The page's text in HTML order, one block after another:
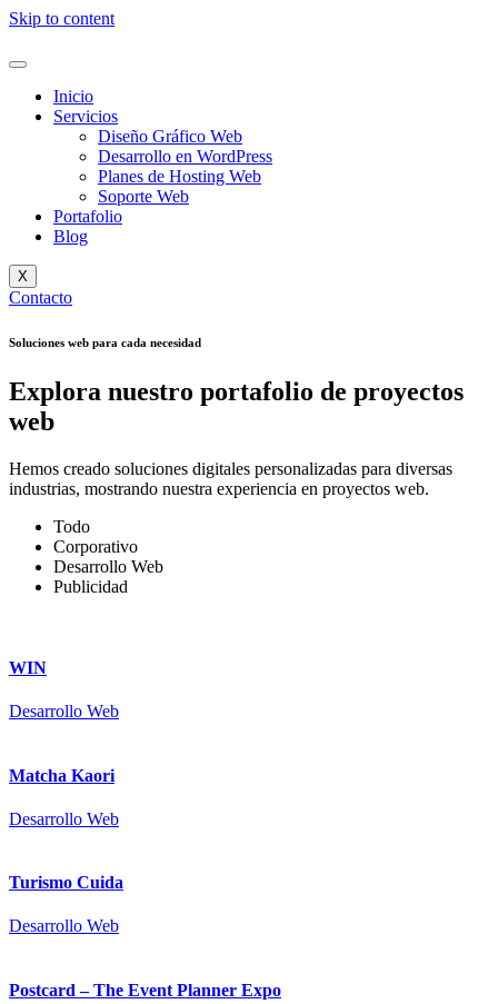
Skip to content
Inicio
Servicios
Diseño Gráfico Web
Desarrollo en WordPress
Planes de Hosting Web
Soporte Web
Portafolio
Blog
X
Contacto
Soluciones web para cada necesidad
Explora nuestro portafolio de proyectos
web
Hemos creado soluciones digitales personalizadas para diversas
industrias, mostrando nuestra experiencia en proyectos web.
Todo
Corporativo
Desarrollo Web
Publicidad
WIN
Desarrollo Web
Matcha Kaori
Desarrollo Web
Turismo Cuida
Desarrollo Web
Postcard – The Event Planner Expo